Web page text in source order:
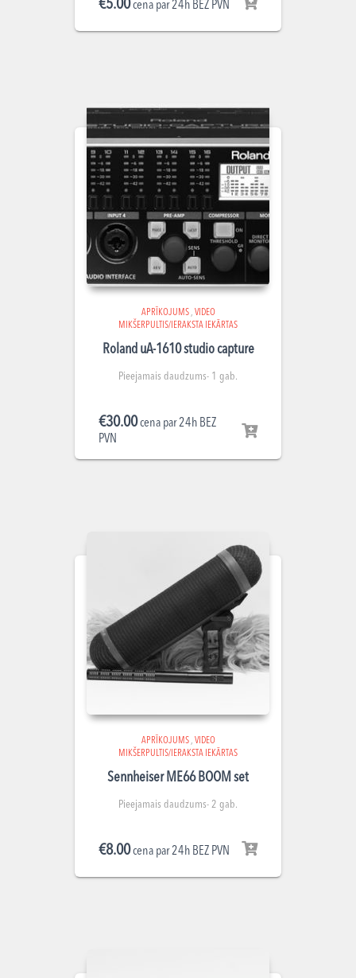
€5.00cena par 24h BEZ PVN
APRĪKOJUMS, VIDEO
MIKŠERPULTIS/IERAKSTA IEKĀRTAS
Roland uA-1610 studio capture
Pieejamais daudzums- 1 gab.
€30.00cena par 24h BEZ
PVN
APRĪKOJUMS, VIDEO
MIKŠERPULTIS/IERAKSTA IEKĀRTAS
Sennheiser ME66 BOOM set
Pieejamais daudzums- 2 gab.
€8.00cena par 24h BEZ PVN